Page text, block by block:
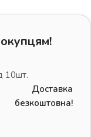
10шт.
Доставка
безкоштовна!